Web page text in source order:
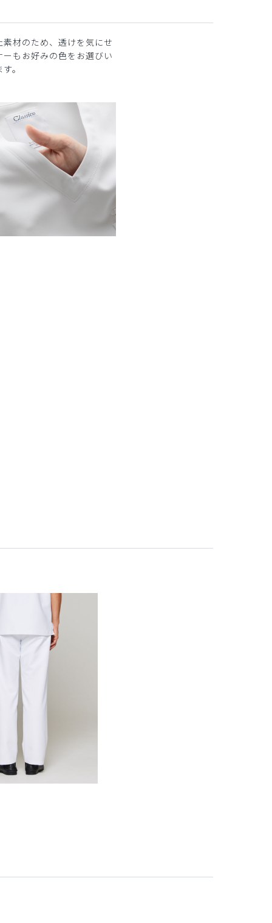
素材のため、透けを気にせ
ーもお好みの色をお選びい
。